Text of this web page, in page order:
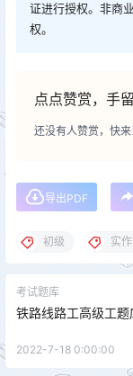
证进行授权。非商
权。
点点赞赏，手
还没有人赞赏，快来
导出PDF
初级 实
考试题库
铁路线路工高级工题
2022-7-18 0:00:00